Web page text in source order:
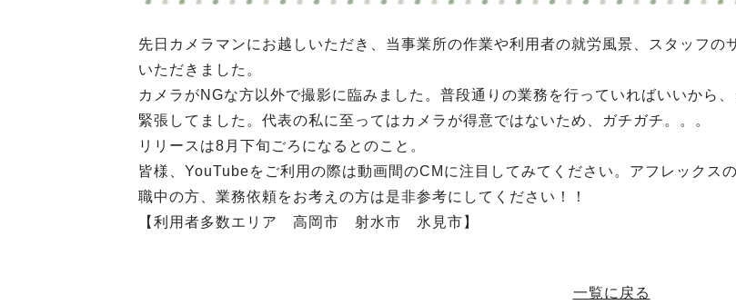
先日カメラマンにお越しいただき、当事業所の作業や利用者の就労風景、スタッフの
いただきました。
カメラがNGな方以外で撮影に臨みました。普段通りの業務を行っていればいいから
緊張してました。代表の私に至ってはカメラが得意ではないため、ガチガチ。。。
リリースは8月下旬ごろになるとのこと。
皆様、YouTubeをご利用の際は動画間のCMに注目してみてください。アフレックス
職中の方、業務依頼をお考えの方は是非参考にしてください！！
【利用者多数エリア 高岡市 射水市 氷見市】
一覧に戻る